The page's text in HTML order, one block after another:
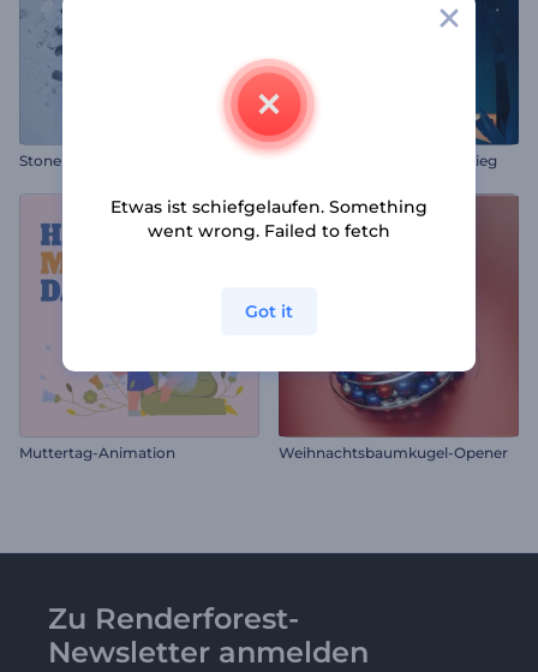
Stone Block Shatter-Intro Ramadan-Grüße zum Einstieg
Muttertag-Animation Weihnachtsbaumkugel-Opener
Zu Renderforest-
Newsletter anmelden
Etwas ist schiefgelaufen. Something
went wrong. Failed to fetch
Got it